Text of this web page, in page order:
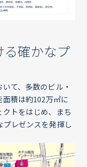
る確かなプ
て、多数のビル・
積は約102万㎡に
トをはじめ、まち
レゼンスを発揮し